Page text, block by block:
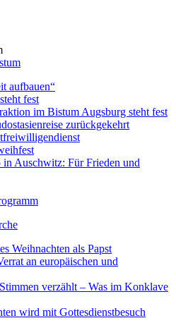
aufbauen“
fest
im Bistum Augsburg steht fest
zurückgekehrt
in Auschwitz: Für Frieden und
Weihnachten als Papst
an europäischen und
verzählt – Was im Konklave
wird mit Gottesdienstbesuch